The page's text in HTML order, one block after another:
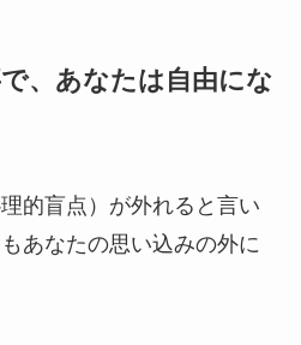
、あなたは自由にな
的盲点）が外れると言い
あなたの思い込みの外に